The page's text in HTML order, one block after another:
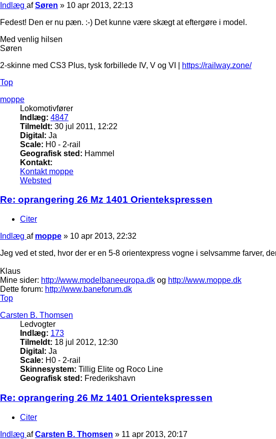
Indlæg afSøren » 10 apr 2013, 22:13
Fedest! Den er nu pæn. :-) Det kunne være skægt at eftergøre i model.
Med venlig hilsen
Søren
2-skinne med CS3 Plus, tysk forbillede IV, V og VI |
https://railway.zone/
Top
moppe
Lokomotivfører
Indlæg: 4847
Tilmeldt: 30 jul 2011, 12:22
Digital: Ja
Scale: H0 - 2-rail
Geografisk sted: Hammel
Kontakt:
Kontakt moppe
Websted
Re: oprangering 26 Mz 1401 Orientekspressen
Citer
Indlæg af moppe » 10 apr 2013, 22:32
Jeg ved et sted, hvor der er en 5-8 orientexpress vogne i selvsamme farver,
Klaus
Mine sider: http://www.modelbaneeuropa.dk og http://www.moppe.dk
Dette forum: http://www.baneforum.dk
Top
Carsten B. Thomsen
Ledvogter
Indlæg: 173
Tilmeldt: 18 jul 2012, 12:30
Digital: Ja
Scale: H0 - 2-rail
Skinnesystem: Tillig Elite og Roco Line
Geografisk sted: Frederikshavn
Re: oprangering 26 Mz 1401 Orientekspressen
Citer
Indlæg afCarsten B. Thomsen » 11 apr 2013, 20:17